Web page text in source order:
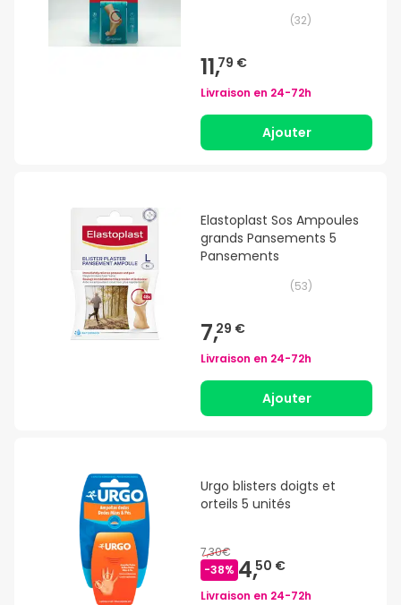
(32)
11,79 €
Livraison en 24-72h
Ajouter
Elastoplast Sos Ampoules
grands Pansements 5
Pansements
(53)
7,29 €
Livraison en 24-72h
Ajouter
Urgo blisters doigts et
orteils 5 unités
7,30€
-38% 4,50 €
Livraison en 24-72h